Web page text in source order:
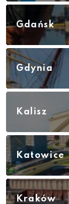
Gdańsk
Gdynia
Kalisz
Katowice
Kraków